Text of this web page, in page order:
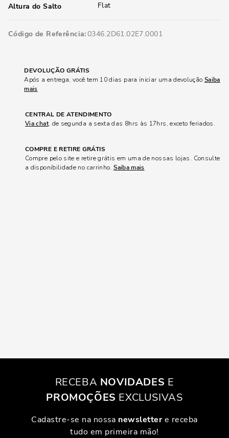
Altura do Salto Flat
Código de Referência 0346.2D61.02E7.0001
DEVOLUÇÃO GRÁTIS
Após a entrega, você tem 10 dias para iniciar uma devolução Saiba
mais
CENTRAL DE ATENDIMENTO
Via chat, de segunda a sexta das 8hrs às 17hrs, exceto feriados.
COMPRE E RETIRE GRÁTIS
Compre pelo site e retire grátis em uma de nossas lojas. Consulte
a disponibilidade no carrinho.Saiba mais
RECEBA NOVIDADES E
PROMOÇÕES EXCLUSIVAS
Cadastre-se na nossa newslettere receba
tudo em primeira mão!